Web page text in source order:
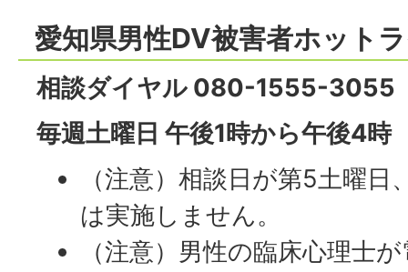
愛知県男性DV被害者ホット
相談ダイヤル 080-1555-3055
毎週土曜日 午後1時から午後4時
（注意）相談日が第5土曜
は実施しません。
（注意）男性の臨床心理士